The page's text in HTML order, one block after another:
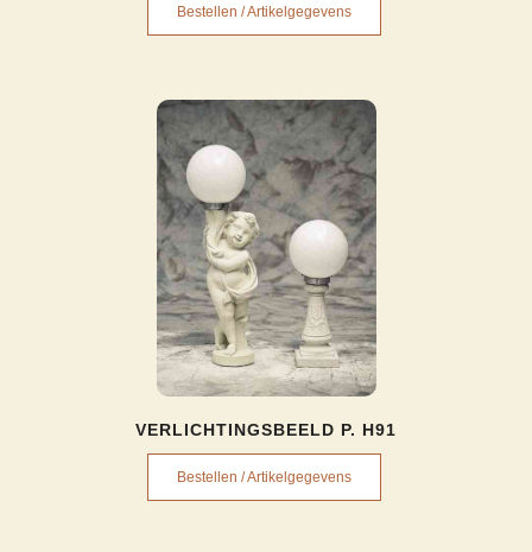
Bestellen / Artikelgegevens
VERLICHTINGSBEELD P. H91
Bestellen / Artikelgegevens